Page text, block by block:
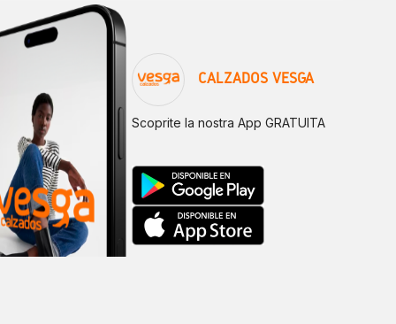
CALZADOS VESGA
Scoprite la nostra App GRATUITA